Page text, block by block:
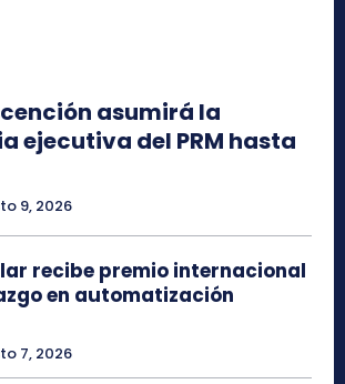
asumirá la
ejecutiva del PRM hasta
9, 2026
recibe premio internacional
en automatización
7, 2026